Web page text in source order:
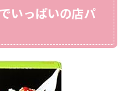
いっぱいの店パ